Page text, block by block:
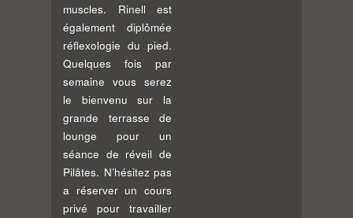
muscles. Rinell est
également diplômée
réflexologie du pied.
Quelques fois par
semaine vous serez
le bienvenu sur la
grande terrasse de
lounge pour un
séance de réveil de
Pilâtes. N’hésitez pas
a réserver un cours
privé pour travailler